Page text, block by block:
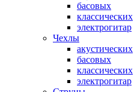
басовых
классических
электрогитар
Чехлы
акустических
басовых
классических
электрогитар